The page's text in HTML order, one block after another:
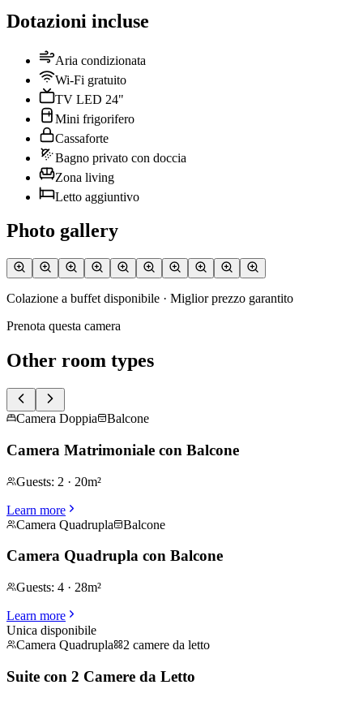
Dotazioni incluse
Aria condizionata
Wi-Fi gratuito
TV LED 24"
Mini frigorifero
Cassaforte
Bagno privato con doccia
Zona living
Letto aggiuntivo
Photo gallery
Colazione a buffet disponibile · Miglior prezzo garantito
Prenota questa camera
Other room types
Camera Doppia Balcone
Camera Matrimoniale con Balcone
Guests: 2 · 20m²
Learn more
Camera Quadrupla
Balcone
Camera Quadrupla con Balcone
Guests: 4 · 28m²
Learn more
Unica disponibile
Camera Quadrupla
2 camere da letto
Suite con 2 Camere da Letto